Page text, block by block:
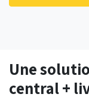
Une
central +